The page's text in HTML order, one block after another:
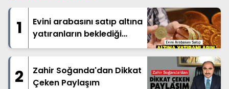
1
Evini arabasını satıp altına
yatıranların beklediği
haber geldi
2
Zahir Soğanda'dan Dikkat
Çeken Paylaşım